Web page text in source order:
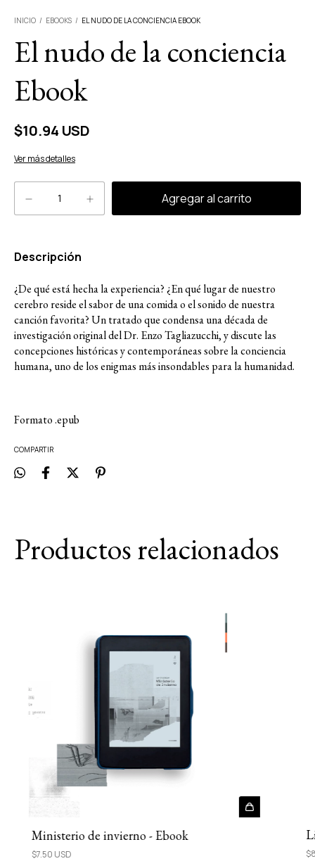
INICIO / EBOOKS / EL NUDO DE LA CONCIENCIA EBOOK
El nudo de la conciencia
Ebook
$10.94 USD
Ver más detalles
Descripción
¿De qué está hecha la experiencia? ¿En qué lugar de nuestro
cerebro reside el sabor de una comida o el sonido de nuestra
canción favorita? Un tratado que condensa una década de
investigación original del Dr. Enzo Tagliazucchi, y discute las
concepciones históricas y contemporáneas sobre la conciencia
humana, uno de los enigmas más insondables para la humanidad.
Formato .epub
COMPARTIR
Productos relacionados
Ministerio de invierno - Ebook
$7.50 USD